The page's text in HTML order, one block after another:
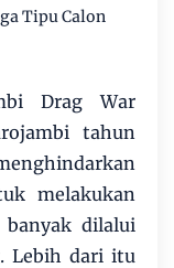
Tipu Calon
Drag War
tahun
melakukan
dilalui
Lebih dari itu